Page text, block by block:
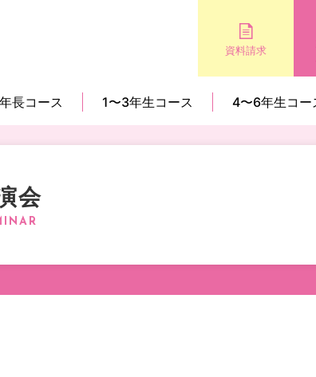
資料請求
年長コース 1〜3年生コース 4〜6年生コー
会